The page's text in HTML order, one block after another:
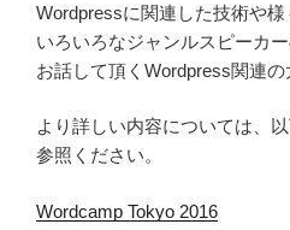
Wordpressに関連した技術や様
いろいろなジャンルスピーカ
お話して頂くWordpress関連の
より詳しい内容については、
参照ください。
Wordcamp Tokyo 2016